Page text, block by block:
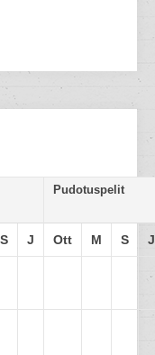
Pudotuspelit
S J Ott M S J